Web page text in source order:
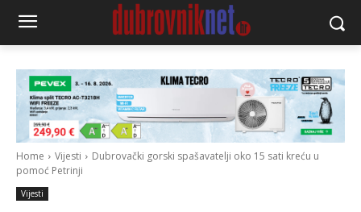
Home Vijesti
Dubrovački gorski spašavatelji oko 15 sati kreću u
pomoć Petrinji
Vijesti